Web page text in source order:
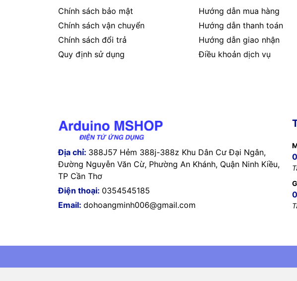
Chính sách bảo mật
Chính sách vận chuyển
Chính sách đổi trả
Quy định sử dụng
Hướng dẫn mua hàng
Hướng dẫn thanh toán
Hướng dẫn giao nhận
Điều khoản dịch vụ
Địa chỉ: 388J57 Hẻm 388j-388z Khu Dân Cư Đại Ngân,
Đường Nguyễn Văn Cừ, Phường An Khánh, Quận Ninh Kiều,
TP Cần Thơ
Điện thoại: 0354545185
Email: dohoangminh006@gmail.com